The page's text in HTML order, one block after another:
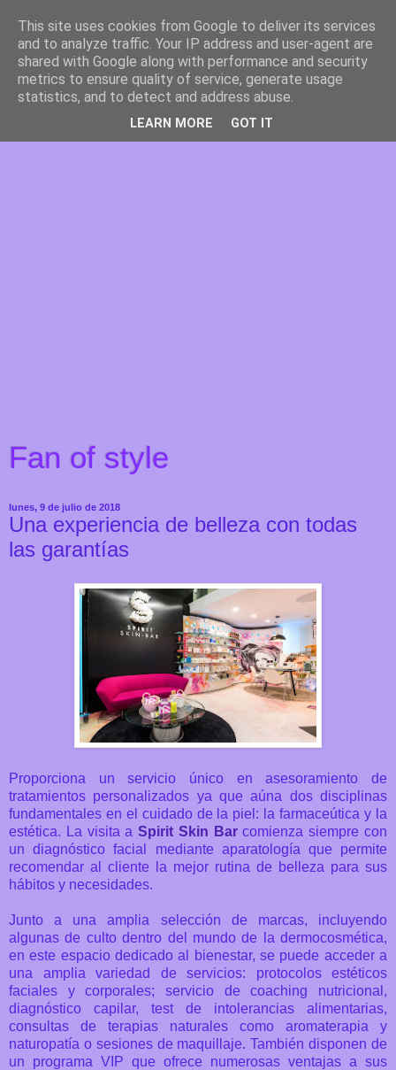
Fan of style
lunes, 9 de julio de 2018
Una experiencia de belleza con todas
las garantías
Proporciona un servicio único en asesoramiento de
tratamientos personalizados ya que aúna dos disciplinas
fundamentales en el cuidado de la piel: la farmaceútica y la
estética. La visita aSpirit Skin Barcomienza siempre con
un diagnóstico facial mediante aparatología que permite
recomendar al cliente la mejor rutina de belleza para sus
hábitos y necesidades.
Junto a una amplia selección de marcas, incluyendo
algunas de culto dentro del mundo de la dermocosmética,
en este espacio dedicado al bienestar, se puede acceder a
una amplia variedad de servicios: protocolos estéticos
faciales y corporales; servicio de coaching nutricional,
diagnóstico capilar, test de intolerancias alimentarias,
consultas de terapias naturales como aromaterapia y
naturopatía o sesiones de maquillaje.También disponen de
un programa VIP que ofrece numerosas ventajas a sus
This site uses cookies from Google to deliver its services
and to analyze traffic. Your IP address and user-agent are
shared with Google along with performance and security
metrics to ensure quality of service, generate usage
statistics, and to detect and address abuse.
LEARN MORE GOT IT